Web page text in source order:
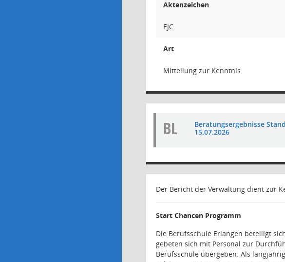
Aktenzeichen
EJC
Art
Mitteilung zur Kenntnis
BL
Beratungsergebnisse
15.07.2026
Der Bericht der Verwaltung dient zur
Start Chancen Programm
Die Berufsschule Erlangen beteiligt
gebeten sich mit Personal zur
Berufsschule übergeben. Als